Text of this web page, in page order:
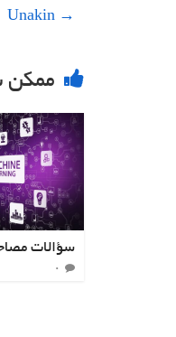
→
ممکن
سؤالات
۰